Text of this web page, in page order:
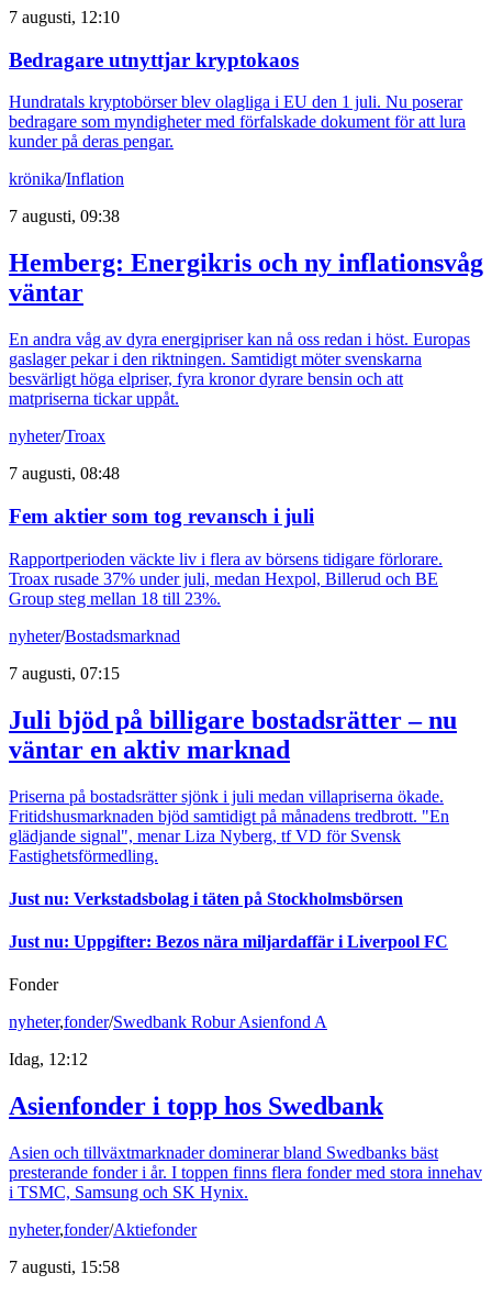
7 augusti, 12:10
Bedragare utnyttjar kryptokaos
Hundratals kryptobörser blev olagliga i EU den 1 juli. Nu poserar
bedragare som myndigheter med förfalskade dokument för att lura
kunder på deras pengar.
krönika/Inflation
7 augusti, 09:38
Hemberg: Energikris och ny inflationsvåg
väntar
En andra våg av dyra energipriser kan nå oss redan i höst. Europas
gaslager pekar i den riktningen. Samtidigt möter svenskarna
besvärligt höga elpriser, fyra kronor dyrare bensin och att
matpriserna tickar uppåt.
nyheter/Troax
7 augusti, 08:48
Fem aktier som tog revansch i juli
Rapportperioden väckte liv i flera av börsens tidigare förlorare.
Troax rusade 37% under juli, medan Hexpol, Billerud och BE
Group steg mellan 18 till 23%.
nyheter/Bostadsmarknad
7 augusti, 07:15
Juli bjöd på billigare bostadsrätter – nu
väntar en aktiv marknad
Priserna på bostadsrätter sjönk i juli medan villapriserna ökade.
Fritidshusmarknaden bjöd samtidigt på månadens tredbrott. "En
glädjande signal", menar Liza Nyberg, tf VD för Svensk
Fastighetsförmedling.
Just nu: Verkstadsbolag i täten på Stockholmsbörsen
Just nu: Uppgifter: Bezos nära miljardaffär i Liverpool FC
Fonder
nyheter,fonder/Swedbank Robur Asienfond A
Idag, 12:12
Asienfonder i topp hos Swedbank
Asien och tillväxtmarknader dominerar bland Swedbanks bäst
presterande fonder i år. I toppen finns flera fonder med stora innehav
i TSMC, Samsung och SK Hynix.
nyheter,fonder/Aktiefonder
7 augusti, 15:58